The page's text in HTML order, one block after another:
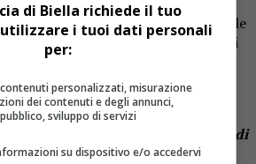
anni questa mattina si è sentita male
commerciale “Eugenio Bona” di
d’urgenza in ospedale. Le sue
Non si conoscono ancora le
tremenda notizia su La Provincia di
mercoledì 1 febbraio.
di Biella richiede il tuo
utilizzare i tuoi dati personali
per:
personalizzati, misurazione
dei contenuti e degli annunci,
sviluppo di servizi
su dispositivo e/o accedervi